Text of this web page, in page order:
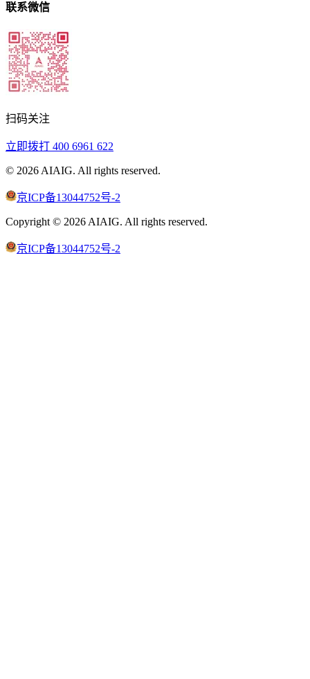
联系微信
扫码关注
立即拨打 400 6961 622
© 2026 AIAIG. All rights reserved.
京ICP备13044752号-2
Copyright © 2026 AIAIG. All rights reserved.
京ICP备13044752号-2